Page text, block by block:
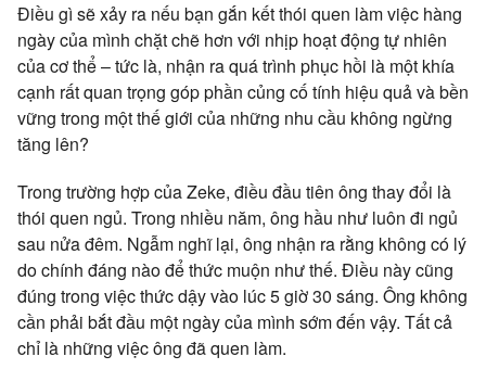
Điều gì sẽ xảy ra nếu bạn gắn kết thói quen làm việc hàng
ngày của mình chặt chẽ hơn với nhịp hoạt động tự nhiên
của cơ thể – tức là, nhận ra quá trình phục hồi là một khía
cạnh rất quan trọng góp phần củng cố tính hiệu quả và bền
vững trong một thế giới của những nhu cầu không ngừng
tăng lên?
Trong trường hợp của Zeke, điều đầu tiên ông thay đổi là
thói quen ngủ. Trong nhiều năm, ông hầu như luôn đi ngủ
sau nửa đêm. Ngẫm nghĩ lại, ông nhận ra rằng không có lý
do chính đáng nào để thức muộn như thế. Điều này cũng
đúng trong việc thức dậy vào lúc 5 giờ 30 sáng. Ông không
cần phải bắt đầu một ngày của mình sớm đến vậy. Tất cả
chỉ là những việc ông đã quen làm.